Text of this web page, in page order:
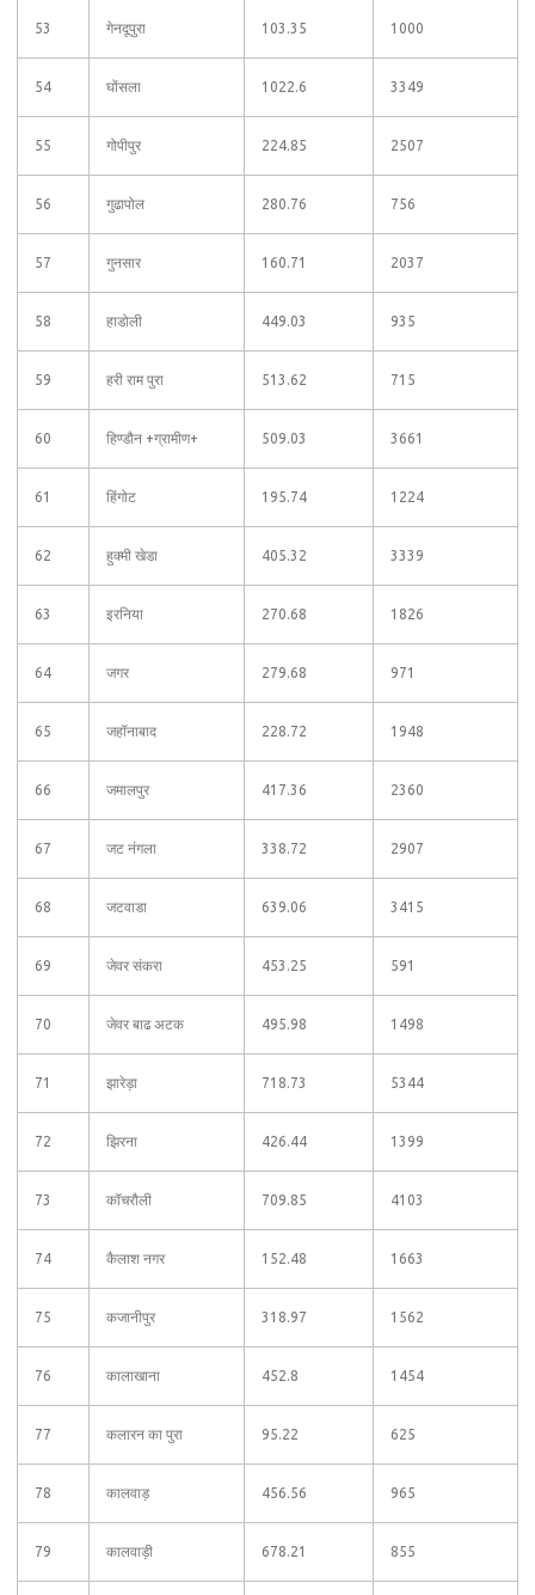
53 गेनदूपुरा 103.35 1000
54 घोंसला 1022.6 3349
55 गोपीपुर 224.85 2507
56 गुढापोल 280.76 756
57 गुनसार 160.71 2037
58 हाडोली 449.03 935
59 हरी राम पुरा 513.62 715
60 हिण्डौन +ग्रामीण+ 509.03 3661
61 हिंगोट 195.74 1224
62 हुक्मी खेडा 405.32 3339
63 इरनिया 270.68 1826
64 जगर 279.68 971
65 जहॉनाबाद 228.72 1948
66 जमालपुर 417.36 2360
67 जट नंगला 338.72 2907
68 जटवाडा 639.06 3415
69 जेवर संकरा 453.25 591
70 जेवर बाढ अटक 495.98 1498
71 झारेड़ा 718.73 5344
72 झिरना 426.44 1399
73 कॉचरौली 709.85 4103
74 कैलाश नगर 152.48 1663
75 कजानीपुर 318.97 1562
76 कालाखाना 452.8 1454
77 कलारन का पुरा 95.22 625
78 कालवाड़ 456.56 965
79 कालवाड़ी 678.21 855